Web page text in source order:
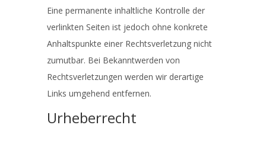
Eine permanente inhaltliche Kontrolle der
verlinkten Seiten ist jedoch ohne konkrete
Anhaltspunkte einer Rechtsverletzung nicht
zumutbar. Bei Bekanntwerden von
Rechtsverletzungen werden wir derartige
Links umgehend entfernen.
Urheberrecht